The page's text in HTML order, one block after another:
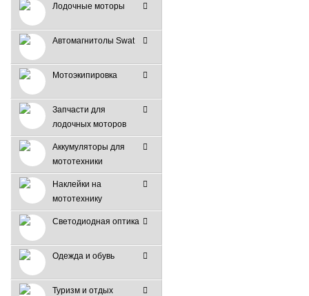
Лодочные моторы
Автомагнитолы Swat
Мотоэкипировка
Запчасти для
лодочных моторов
Аккумуляторы для
мототехники
Наклейки на
мототехнику
Светодиодная оптика
Одежда и обувь
Туризм и отдых